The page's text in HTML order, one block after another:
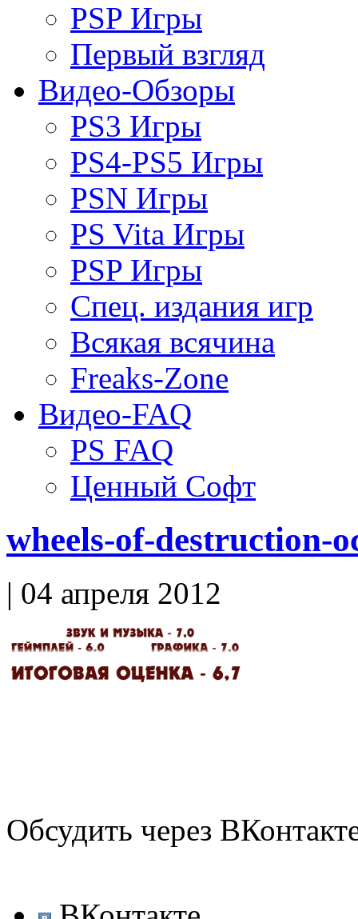
PSP Игры
Первый взгляд
Видео-Обзоры
PS3 Игры
PS4-PS5 Игры
PSN Игры
PS Vita Игры
PSP Игры
Спец. издания игр
Всякая всячина
Freaks-Zone
Видео-FAQ
PS FAQ
Ценный Софт
wheels-of-destruction-
| 04 апреля 2012
Обсудить через